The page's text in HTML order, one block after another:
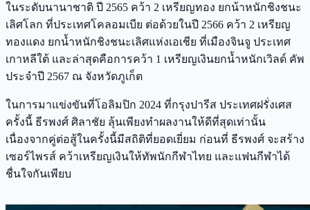
ในระดับนานาชาติ ปี 2565 คว้า 2 เหรียญทอง ยกน้าหนักชิงชนะ
เลิศโลก ที่ประเทศโคลอมเบีย ต่อด้วยในปี 2566 คว้า 2 เหรียญ
ทองแดง ยกน้ำหนักชิงชนะเลิศแห่งเอเชีย ที่เมืองจินจู ประเทศ
เกาหลีใต้ และล่าสุดคือการคว้า 1 เหรียญเงินยกน้ำหนักเวิลด์ คัพ
ประจำปี 2567 ณ จังหวัดภูเก็ต
ในการมาแข่งขันที่โอลิมปิก 2024 ที่กรุงปารีส ประเทศฝรั่งเศส
ครั้งนี้ ธีรพงศ์ ศิลาชัย ลุ้นเพียงทำผลงานให้ดีที่สุดเท่านั้น
เนื่องจากคู่ต่อสู้ในครั้งนี้มีสถิติที่ยอดเยี่ยม ก่อนที่ ธีรพงศ์ จะสร้าง
เซอร์ไพรส์ คว้าเหรียญเงินให้ทัพนักกีฬาไทย และแฟนกีฬาได้
ชื่นใจกันเพียบ